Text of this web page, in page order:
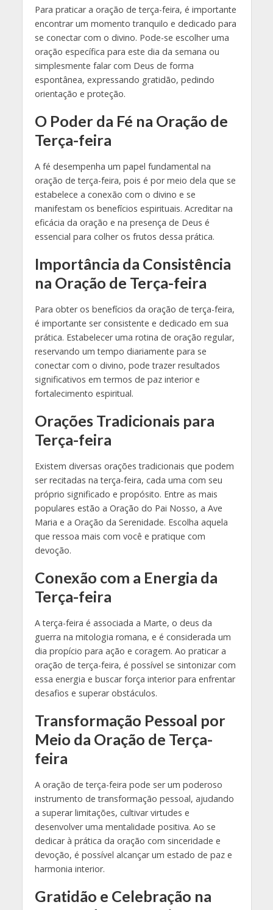
Para praticar a oração de terça-feira, é importante
encontrar um momento tranquilo e dedicado para
se conectar com o divino. Pode-se escolher uma
oração específica para este dia da semana ou
simplesmente falar com Deus de forma
espontânea, expressando gratidão, pedindo
orientação e proteção.
O Poder da Fé na Oração de
Terça-feira
A fé desempenha um papel fundamental na
oração de terça-feira, pois é por meio dela que se
estabelece a conexão com o divino e se
manifestam os benefícios espirituais. Acreditar na
eficácia da oração e na presença de Deus é
essencial para colher os frutos dessa prática.
Importância da Consistência
na Oração de Terça-feira
Para obter os benefícios da oração de terça-feira,
é importante ser consistente e dedicado em sua
prática. Estabelecer uma rotina de oração regular,
reservando um tempo diariamente para se
conectar com o divino, pode trazer resultados
significativos em termos de paz interior e
fortalecimento espiritual.
Orações Tradicionais para
Terça-feira
Existem diversas orações tradicionais que podem
ser recitadas na terça-feira, cada uma com seu
próprio significado e propósito. Entre as mais
populares estão a Oração do Pai Nosso, a Ave
Maria e a Oração da Serenidade. Escolha aquela
que ressoa mais com você e pratique com
devoção.
Conexão com a Energia da
Terça-feira
A terça-feira é associada a Marte, o deus da
guerra na mitologia romana, e é considerada um
dia propício para ação e coragem. Ao praticar a
oração de terça-feira, é possível se sintonizar com
essa energia e buscar força interior para enfrentar
desafios e superar obstáculos.
Transformação Pessoal por
Meio da Oração de Terça-
feira
A oração de terça-feira pode ser um poderoso
instrumento de transformação pessoal, ajudando
a superar limitações, cultivar virtudes e
desenvolver uma mentalidade positiva. Ao se
dedicar à prática da oração com sinceridade e
devoção, é possível alcançar um estado de paz e
harmonia interior.
Gratidão e Celebração na